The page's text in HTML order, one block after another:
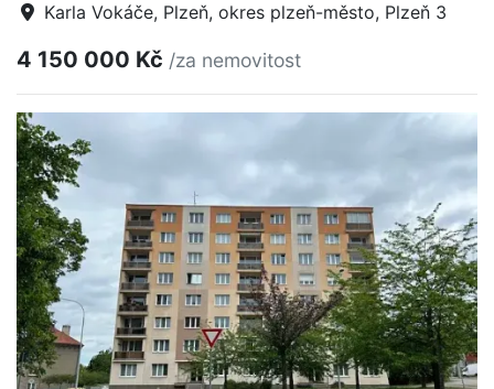
Karla Vokáče, Plzeň, okres plzeň-město, Plzeň 3
4 150 000 Kč /za nemovitost